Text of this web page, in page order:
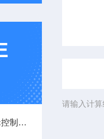
IC695CPU310可编程逻辑控制器在各行业中具体应用分享
请输入计